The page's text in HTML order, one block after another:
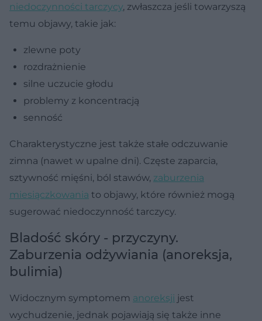
niedoczynności tarczycy, zwłaszcza jeśli towarzyszą
temu objawy, takie jak:
zlewne poty
rozdrażnienie
silne uczucie głodu
problemy z koncentracją
senność
Charakterystyczne jest także stałe odczuwanie
zimna (nawet w upalne dni). Częste zaparcia,
sztywność mięśni, ból stawów, zaburzenia
miesiączkowania to objawy, które również mogą
sugerować niedoczynność tarczycy.
Bladość skóry - przyczyny.
Zaburzenia odżywiania (anoreksja,
bulimia)
Widocznym symptomem anoreksji jest
wychudzenie, jednak pojawiają się także inne